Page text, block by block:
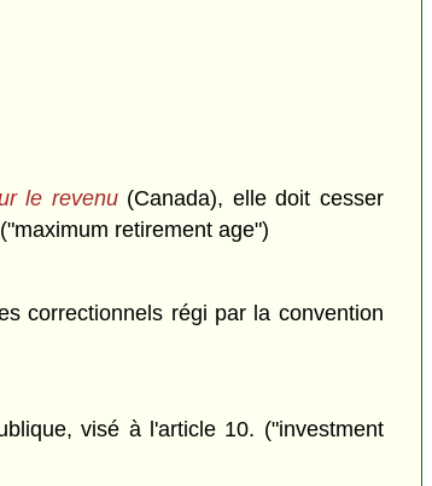
le revenu(Canada), elle doit cesser
retirement age")
correctionnels régi par la convention
visé à l'article 10. ("investment